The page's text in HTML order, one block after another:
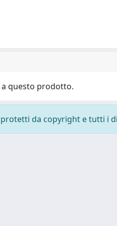
questo prodotto.
da copyright e tutti i